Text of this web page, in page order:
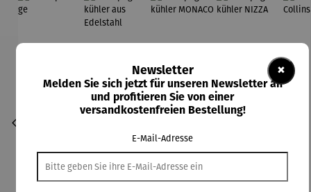
×
Newsletter
Melden Sie sich jetzt für unseren Newsletter an
und profitieren Sie von einer
versandkostenfreien Bestellung!
E-Mail-Adresse